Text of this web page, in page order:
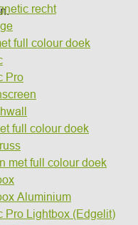
recht
full colour doek
Pro
full colour doek
met full colour doek
Aluminium
Pro Lightbox (Edgelit)